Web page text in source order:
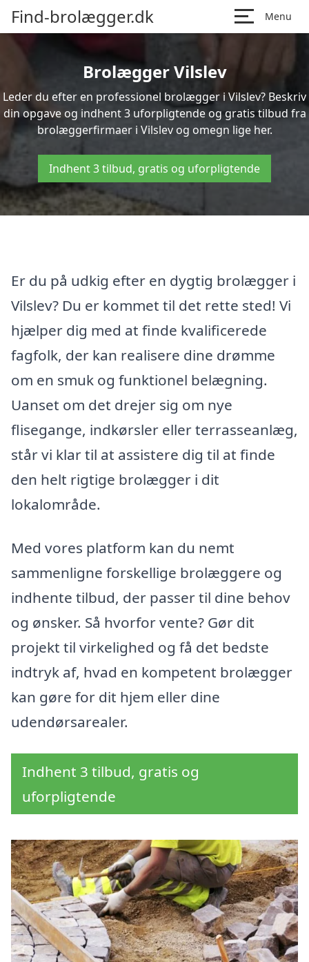
Find-brolægger.dk Menu
Brolægger Vilslev
Leder du efter en professionel brolægger i Vilslev? Beskriv
din opgave og indhent 3 uforpligtende og gratis tilbud fra
brolæggerfirmaer i Vilslev og omegn lige her.
Indhent 3 tilbud, gratis og uforpligtende
Er du på udkig efter en dygtig brolægger i
Vilslev? Du er kommet til det rette sted! Vi
hjælper dig med at finde kvalificerede
fagfolk, der kan realisere dine drømme
om en smuk og funktionel belægning.
Uanset om det drejer sig om nye
flisegange, indkørsler eller terrasseanlæg,
står vi klar til at assistere dig til at finde
den helt rigtige brolægger i dit
lokalområde.
Med vores platform kan du nemt
sammenligne forskellige brolæggere og
indhente tilbud, der passer til dine behov
og ønsker. Så hvorfor vente? Gør dit
projekt til virkelighed og få det bedste
indtryk af, hvad en kompetent brolægger
kan gøre for dit hjem eller dine
udendørsarealer.
Indhent 3 tilbud, gratis og
uforpligtende